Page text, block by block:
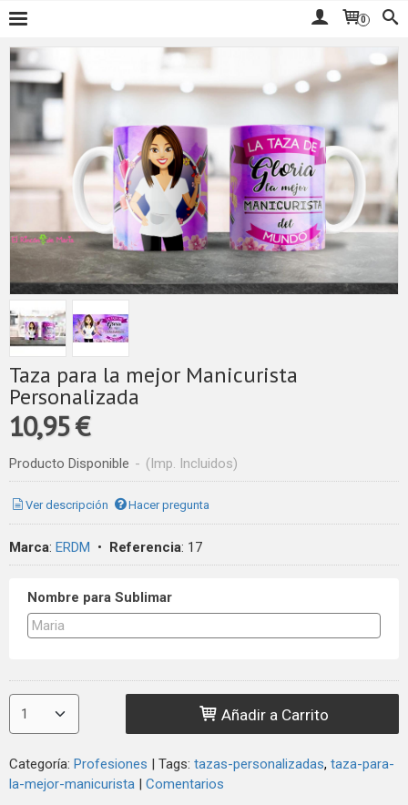
0
Taza para la mejor Manicurista
Personalizada
10,95 €
Producto Disponible - (Imp. Incluidos)
Ver descripción Hacer pregunta
Marca: ERDM • Referencia: 17
Nombre para Sublimar
Añadir a Carrito
Categoría: Profesiones Tags: tazas-personalizadas taza-para-
la-mejor-manicurista
Comentarios